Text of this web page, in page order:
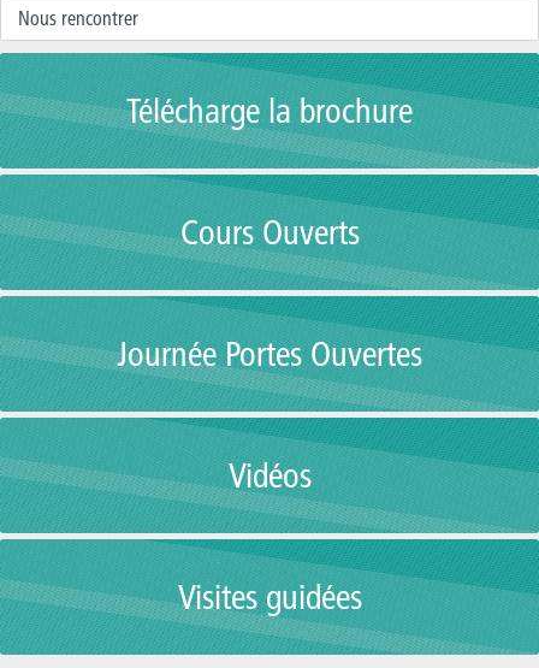
Nous rencontrer
Télécharge la brochure
Cours Ouverts
Journée Portes Ouvertes
Vidéos
Visites guidées